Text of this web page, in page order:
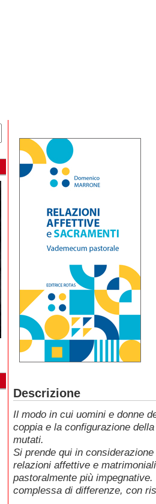
Descrizione
Il modo in cui uomini e donne
coppia e la configurazione
mutati.
Si prende qui in
relazioni affettive e
pastoralmente più
complessa di differenze, con